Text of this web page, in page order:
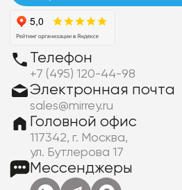
Телефон
+7 (495) 120-44-98
Электронная почта
sales@mirrey.ru
Головной офис
117342, г. Москва,
ул. Бутлерова 17
Мессенджеры